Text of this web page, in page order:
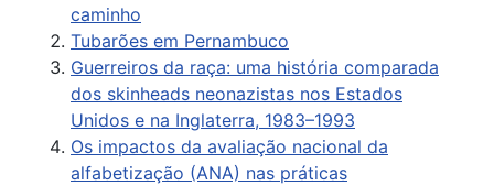
caminho
Tubarões em Pernambuco
Guerreiros da raça: uma história comparada
dos skinheads neonazistas nos Estados
Unidos e na Inglaterra, 1983–1993
Os impactos da avaliação nacional da
alfabetização (ANA) nas práticas